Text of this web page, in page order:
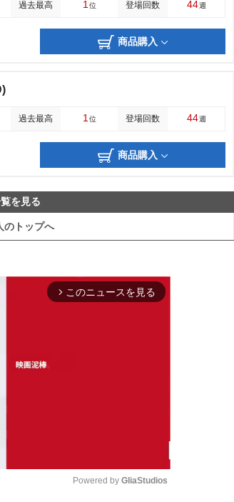
過去最高 1 位 登場回数 44週
商品購入
過去最高 1 位 登場回数 44週
商品購入
を見る
のトップへ
arrow_forward_ios このニュースを見る
Powered by GliaStudios